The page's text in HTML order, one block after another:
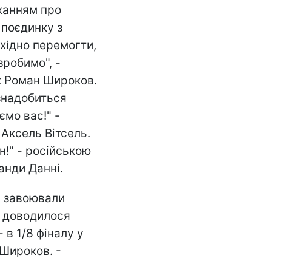
про
з
перемогти,
-
Роман Широков.
вас!" -
Вітсель.
- російською
Данні.
завоювали
в 1/8 фіналу у
Широков. -